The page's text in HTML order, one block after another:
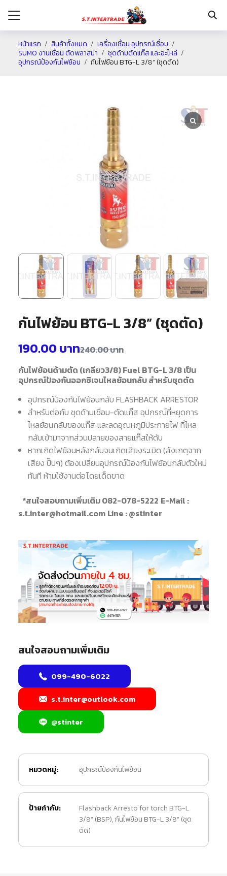
หน้าแรก สินค้าทั้งหมด
เครื่องเชื่อม อุปกรณ์เชื่อม
SUMO งานเชื่อม ตัดพลาสม่า
ชุดด้ามตัดแก๊ส และอะไหล่
อุปกรณ์ป้องกันไฟย้อน
กันไฟย้อน BTG-L 3/8” (ชุดตัด)
กันไฟย้อน BTG-L 3/8” (ชุดตัด)
240.00บาท
190.00 บาท
กันไฟย้อนด้ามตัด (เกลียว3/8) Fuel BTG-L 3/8 เป็น
อุปกรณ์ป้องกันออกซิเจนไหลย้อนกลับ สำหรับชุดตัด
อุปกรณ์ป้องกันไฟย้อนกลับ FLASHBACK ARRESTOR
สำหรับต่อกับ ชุดด้ามเชื่อม-ตัดแก๊ส อุปกรณ์ที่หยุดการ
ไหลย้อนกลับของแก๊ส และลดอุณหภูมิประกายไฟ ที่ไหล
กลับเข้ามาจากส่วนปลายของสายแก๊สให้ดับ
หากเกิดไฟย้อนหลังกลับจนเกิดเสียงระเบิด (สังเกตุจาก
เสียง ปั๊บๆ) ต้องเปลี่ยนอุปกรณ์ป้องกันไฟย้อนกลับตัวใหม่
ทันที ห้ามใช้งานต่อโดยเด็ดขาด
*สนใจสอบถามเพิ่มเติม 082-078-5222 E-Mail :
s.t.inter@hotmail.com Line : @stinter
สนใจสอบถามเพิ่มเติม
099-490-6022
s.t.inter@outlook.com
@stinter
หมวดหมู่: อุปกรณ์ป้องกันไฟย้อน
ป้ายกำกับ:
Flashback Arresto for torch BTG-L
3/8” (BSP),กันไฟย้อน BTG-L 3/8” (ชุด
ตัด)